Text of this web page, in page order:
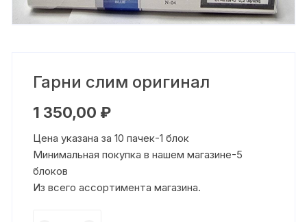
Гарни слим оригинал
1 350,00 ₽
Цена указана за 10 пачек-1 блок
Минимальная покупка в нашем магазине-5
блоков
Из всего ассортимента магазина.